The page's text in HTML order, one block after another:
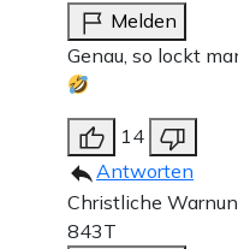
Melden
Genau, so lockt
14
Antworten
Christliche
843T